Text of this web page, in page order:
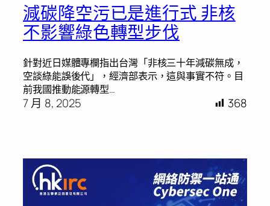
減碳降空污已是進行式 非核
不影響綠色轉型步伐
針對近日媒體專欄指出台灣「非核三十年減碳無成，
空談綠能誤後代」，經濟部表示，這與事實不符。目
前我國推動能源轉型…
7 月 8, 2025 368